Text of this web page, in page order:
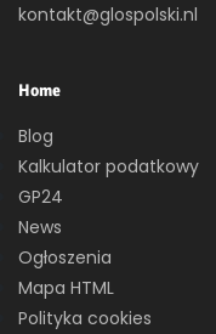
kontakt@glospolski.nl
Home
Blog
Kalkulator podatkowy
GP24
News
Ogłoszenia
Mapa HTML
Polityka cookies